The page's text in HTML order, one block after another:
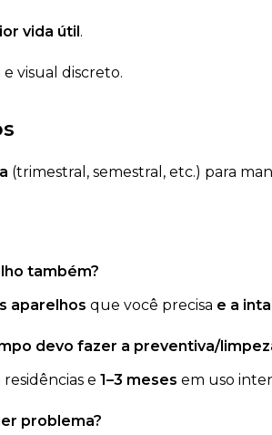
vida útil.
e visual discreto.
(trimestral, semestral, etc.) para
também?
aparelhos que você precisa e a
devo fazer a preventiva/
residências e 1–3 meses em uso
problema?